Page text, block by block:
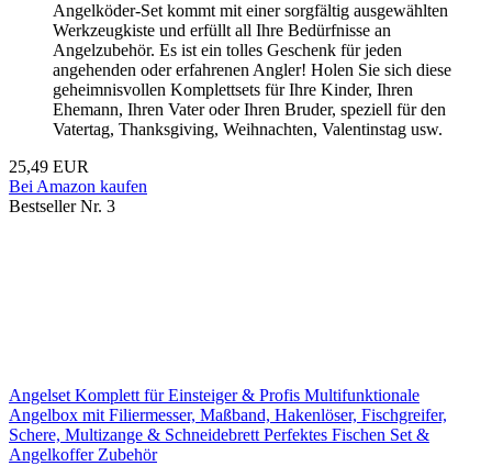
Angelköder-Set kommt mit einer sorgfältig ausgewählten
Werkzeugkiste und erfüllt all Ihre Bedürfnisse an
Angelzubehör. Es ist ein tolles Geschenk für jeden
angehenden oder erfahrenen Angler! Holen Sie sich diese
geheimnisvollen Komplettsets für Ihre Kinder, Ihren
Ehemann, Ihren Vater oder Ihren Bruder, speziell für den
Vatertag, Thanksgiving, Weihnachten, Valentinstag usw.
25,49 EUR
Bei Amazon kaufen
Bestseller Nr. 3
Angelset Komplett für Einsteiger & Profis Multifunktionale
Angelbox mit Filiermesser, Maßband, Hakenlöser, Fischgreifer,
Schere, Multizange & Schneidebrett Perfektes Fischen Set &
Angelkoffer Zubehör